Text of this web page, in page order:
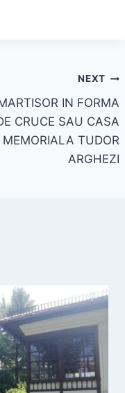
NEXT
IN FORMA
CRUCE SAU CASA
MEMORIALA TUDOR
ARGHEZI